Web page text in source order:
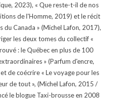
2023), « Que reste-t-il de nos
de l'Homme, 2019) et le récit
du Canada » (Michel Lafon, 2017),
les deux tomes du collectif «
: le Québec en plus de 100
» (Parfum d'encre,
de coécrire « Le voyage pour les
de tout », (Michel Lafon, 2015 /
le blogue Taxi-brousse en 2008